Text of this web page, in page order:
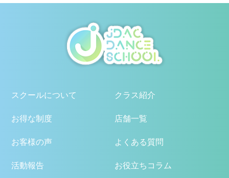
スクールについて クラス紹介
お得な制度 店舗一覧
お客様の声 よくある質問
活動報告 お役立ちコラム